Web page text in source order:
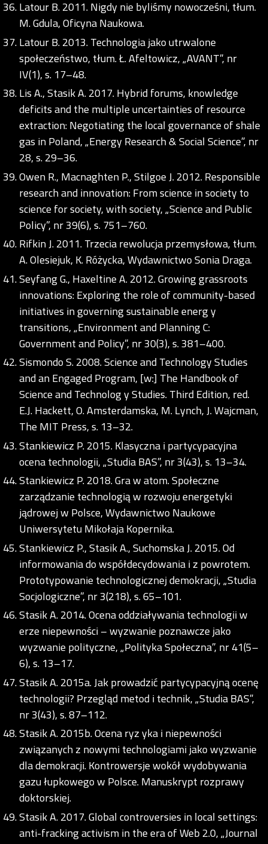
Latour B. 2011. Nigdy nie byliśmy nowocześni, tłum.
M. Gdula, Oficyna Naukowa.
Latour B. 2013. Technologia jako utrwalone
społeczeństwo, tłum. Ł. Afeltowicz, „AVANT”, nr
IV(1), s. 17–48.
Lis A., Stasik A. 2017. Hybrid forums, knowledge
deficits and the multiple uncertainties of resource
extraction: Negotiating the local governance of shale
gas in Poland, „Energy Research & Social Science”, nr
28, s. 29–36.
Owen R., Macnaghten P., Stilgoe J. 2012. Responsible
research and innovation: From science in society to
science for society, with society, „Science and Public
Policy”, nr 39(6), s. 751–760.
Rifkin J. 2011. Trzecia rewolucja przemysłowa, tłum.
A. Olesiejuk, K. Różycka, Wydawnictwo Sonia Draga.
Seyfang G., Haxeltine A. 2012. Growing grassroots
innovations: Exploring the role of community-based
initiatives in governing sustainable energ y
transitions, „Environment and Planning C:
Government and Policy”, nr 30(3), s. 381–400.
Sismondo S. 2008. Science and Technology Studies
and an Engaged Program, [w:] The Handbook of
Science and Technolog y Studies. Third Edition, red.
E.J. Hackett, O. Amsterdamska, M. Lynch, J. Wajcman,
The MIT Press, s. 13–32.
Stankiewicz P. 2015. Klasyczna i partycypacyjna
ocena technologii, „Studia BAS”, nr 3(43), s. 13–34.
Stankiewicz P. 2018. Gra w atom. Społeczne
zarządzanie technologią w rozwoju energetyki
jądrowej w Polsce, Wydawnictwo Naukowe
Uniwersytetu Mikołaja Kopernika.
Stankiewicz P., Stasik A., Suchomska J. 2015. Od
informowania do współdecydowania i z powrotem.
Prototypowanie technologicznej demokracji, „Studia
Socjologiczne”, nr 3(218), s. 65–101.
Stasik A. 2014. Ocena oddziaływania technologii w
erze niepewności – wyzwanie poznawcze jako
wyzwanie polityczne, „Polityka Społeczna”, nr 41(5–
6), s. 13–17.
Stasik A. 2015a. Jak prowadzić partycypacyjną ocenę
technologii? Przegląd metod i technik, „Studia BAS”,
nr 3(43), s. 87–112.
Stasik A. 2015b. Ocena ryz yka i niepewności
związanych z nowymi technologiami jako wyzwanie
dla demokracji. Kontrowersje wokół wydobywania
gazu łupkowego w Polsce. Manuskrypt rozprawy
doktorskiej.
Stasik A. 2017. Global controversies in local settings:
anti-fracking activism in the era of Web 2.0, „Journal